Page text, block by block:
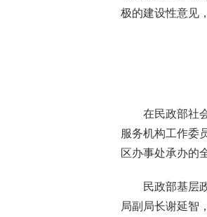
极的建设性意见
在民政部社
服务机构工作委
区办事处承办的
民政部基层
局副局长谢延智